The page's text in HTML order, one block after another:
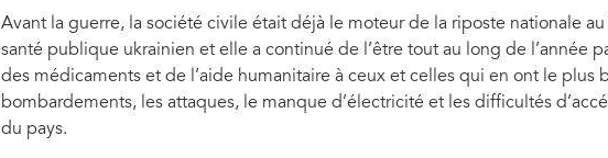
Avant la guerre, la société civile était déjà le moteur de la riposte nationale
santé publique ukrainien et elle a continué de l’être tout au long de l’année
des médicaments et de l’aide humanitaire à ceux et celles qui en ont le plus
bombardements, les attaques, le manque d’électricité et les difficultés
du pays.